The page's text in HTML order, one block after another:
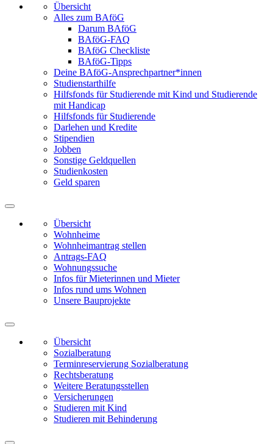
Übersicht
Alles zum BAföG
Darum BAföG
BAföG-FAQ
BAföG Checkliste
BAföG-Tipps
Deine BAföG-Ansprechpartner*innen
Studienstarthilfe
Hilfsfonds für Studierende mit Kind und Studierende
mit Handicap
Hilfsfonds für Studierende
Darlehen und Kredite
Stipendien
Jobben
Sonstige Geldquellen
Studienkosten
Geld sparen
Übersicht
Wohnheime
Wohnheimantrag stellen
Antrags-FAQ
Wohnungssuche
Infos für Mieterinnen und Mieter
Infos rund ums Wohnen
Unsere Bauprojekte
Übersicht
Sozialberatung
Terminreservierung Sozialberatung
Rechtsberatung
Weitere Beratungsstellen
Versicherungen
Studieren mit Kind
Studieren mit Behinderung